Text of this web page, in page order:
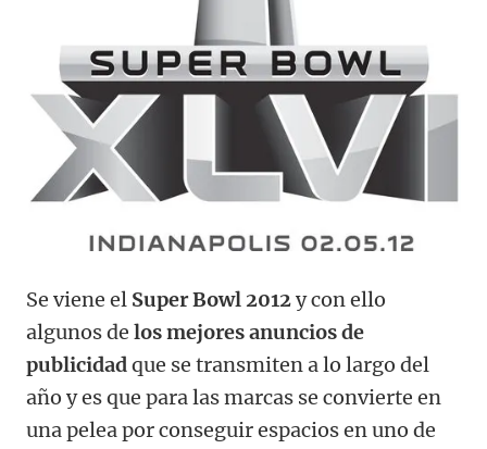
Se viene el Super Bowl 2012y con ello
algunos de los mejores anuncios de
publicidadque se transmiten a lo largo del
año y es que para las marcas se convierte en
una pelea por conseguir espacios en uno de